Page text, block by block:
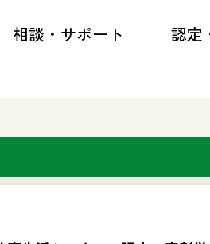
相談・サポート 認定